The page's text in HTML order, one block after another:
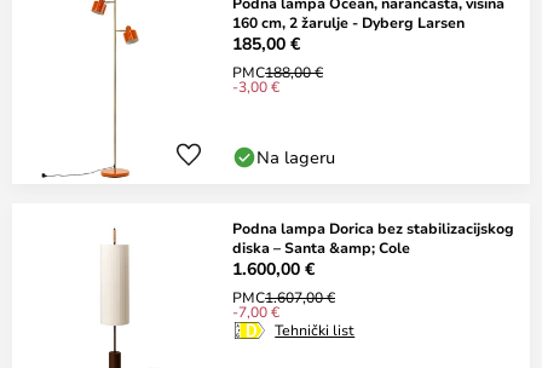
160 cm, 2 žarulje - Dyberg Larsen
185,00 €
PMC188,00 €
-3,00 €
Na lageru
Podna lampa Dorica bez stabilizacijskog
diska – Santa &amp; Cole
1.600,00 €
PMC1.607,00 €
-7,00 €
Tehnički list